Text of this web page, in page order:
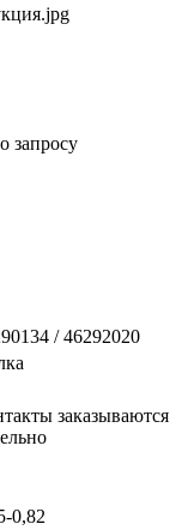
запросу
/ 46292020
заказываются
0,82